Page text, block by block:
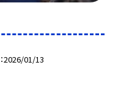
2026/01/13